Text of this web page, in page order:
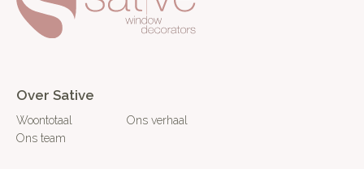
Over Sative
Woontotaal
Ons verhaal
Ons team